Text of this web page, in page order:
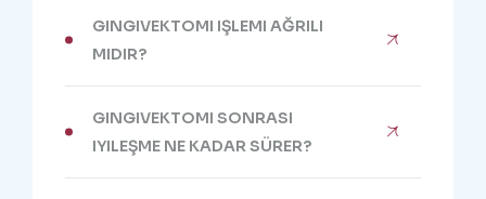
GINGIVEKTOMI IŞLEMI AĞRILI
MIDIR?
GINGIVEKTOMI SONRASI
IYILEŞME NE KADAR SÜRER?